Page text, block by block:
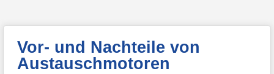
Vor- und Nachteile von
Austauschmotoren